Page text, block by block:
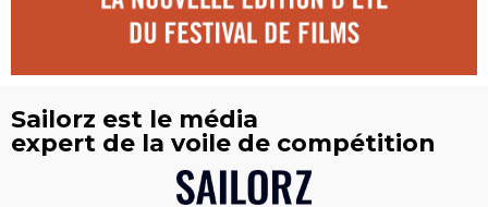
Sailorz est le média
expert de la voile de compétition